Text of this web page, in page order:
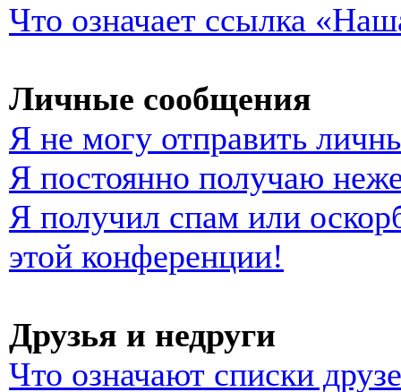
Что означает ссылка
Личные сообщения
Я не могу отправить
Я постоянно получаю
Я получил спам или
этой конференции!
Друзья и недруги
Что означают списки